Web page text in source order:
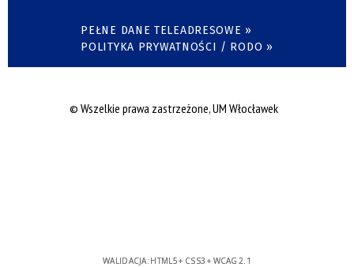
PEŁNE DANE TELEADRESOWE »
POLITYKA PRYWATNOŚCI / RODO »
© Wszelkie prawa zastrzeżone, UM Włocławek
WALIDACJA: HTML5+ CSS3 + WCAG 2.1